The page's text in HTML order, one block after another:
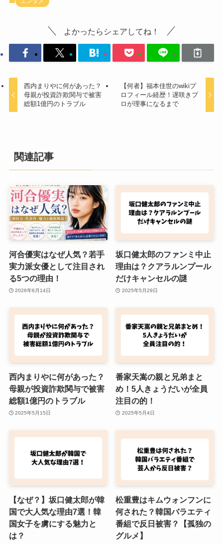
よかったらシェアしてね！
西内まりやに何があった？
母親が投資詐欺関与で被害
総額1億円のトラブル
【何者】福本佳世のwikiプ
ロフィール経歴！遅咲きプ
ロが理事になるまで
関連記事
河合優実はなぜ人気？若手
実力派女優として注目され
る5つの理由！
2026年6月14日
坂口健太郎のファンミ中止
理由は？クアラルンプール
だけキャンセルの謎
2025年5月29日
西内まりやに何があった？
母親が投資詐欺関与で被害
総額1億円のトラブル
2025年5月15日
番家天嵩の親と兄弟まと
め！5人きょうだいが全員
注目の的！
2025年5月4日
【なぜ？】坂口健太郎が韓
国で大人気な理由7選！韓
国女子を虜にする魅力と
は？
松重豊はキムウォンフンに
何された？韓国バラエティ
番組で反日被害？【孤独の
グルメ】